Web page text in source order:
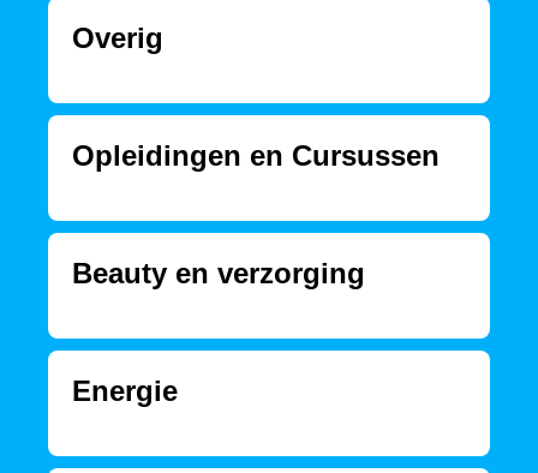
Overig
Opleidingen en Cursussen
Beauty en verzorging
Energie